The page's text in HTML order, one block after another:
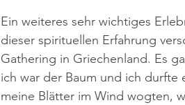
Ein weiteres sehr wichtiges
dieser spirituellen Erfahrung
Gathering in Griechenland. Es
ich war der Baum und ich
meine Blätter im Wind wogten,